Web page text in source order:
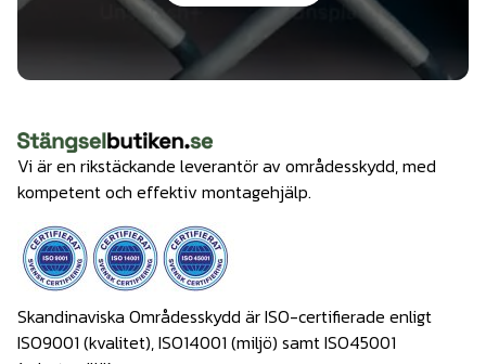
Vi är en rikstäckande leverantör av områdesskydd, med
kompetent och effektiv montagehjälp.
Skandinaviska Områdesskydd är ISO-certifierade enligt
ISO9001 (kvalitet), ISO14001 (miljö) samt ISO45001